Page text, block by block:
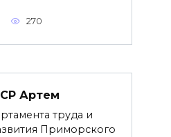
270
Артем
труда и
Приморского